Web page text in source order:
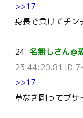
>>17
身長で負けてチ
24: 名無しさん＠
23:44:20.81
>>17
草なぎ剛ってブサ